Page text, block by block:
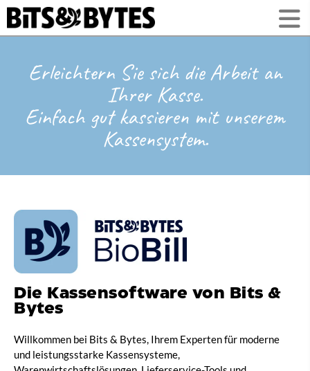
Erleichtern Sie sich die Arbeit an
Ihrer Kasse.
Einfach gut kassieren mit unserem
Kassensystem.
Die Kassensoftware von Bits &
Bytes
Willkommen bei Bits & Bytes, Ihrem Experten für moderne
und leistungsstarke Kassensysteme,